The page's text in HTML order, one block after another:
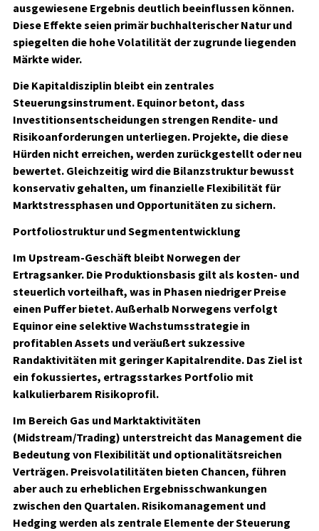
ausgewiesene Ergebnis deutlich beeinflussen können.
Diese Effekte seien primär buchhalterischer Natur und
spiegelten die hohe Volatilität der zugrunde liegenden
Märkte wider.
Die Kapitaldisziplin bleibt ein zentrales
Steuerungsinstrument. Equinor betont, dass
Investitionsentscheidungen strengen Rendite- und
Risikoanforderungen unterliegen. Projekte, die diese
Hürden nicht erreichen, werden zurückgestellt oder neu
bewertet. Gleichzeitig wird die Bilanzstruktur bewusst
konservativ gehalten, um finanzielle Flexibilität für
Marktstressphasen und Opportunitäten zu sichern.
Portfoliostruktur und Segmententwicklung
Im Upstream-Geschäft bleibt Norwegen der
Ertragsanker. Die Produktionsbasis gilt als kosten- und
steuerlich vorteilhaft, was in Phasen niedriger Preise
einen Puffer bietet. Außerhalb Norwegens verfolgt
Equinor eine selektive Wachstumsstrategie in
profitablen Assets und veräußert sukzessive
Randaktivitäten mit geringer Kapitalrendite. Das Ziel ist
ein fokussiertes, ertragsstarkes Portfolio mit
kalkulierbarem Risikoprofil.
Im Bereich Gas und Marktaktivitäten
(Midstream/Trading) unterstreicht das Management die
Bedeutung von Flexibilität und optionalitätsreichen
Verträgen. Preisvolatilitäten bieten Chancen, führen
aber auch zu erheblichen Ergebnisschwankungen
zwischen den Quartalen. Risikomanagement und
Hedging werden als zentrale Elemente der Steuerung